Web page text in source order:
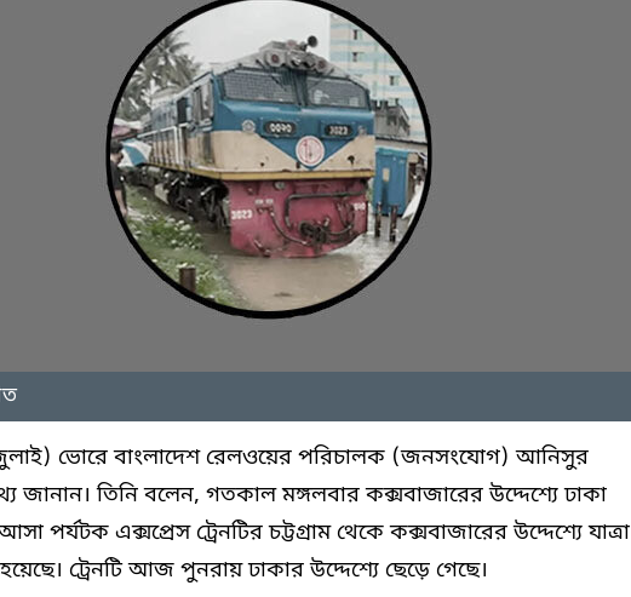
ভোরে বাংলাদেশ রেলওয়ের পরিচালক (জনসংযোগ) আনিসুর
জানান। তিনি বলেন, গতকাল মঙ্গলবার কক্সবাজারের উদ্দেশ্যে ঢাকা
পর্যটক এক্সপ্রেস ট্রেনটির চট্টগ্রাম থেকে কক্সবাজারের উদ্দেশ্যে যাত্রা
ট্রেনটি আজ পুনরায় ঢাকার উদ্দেশ্যে ছেড়ে গেছে।